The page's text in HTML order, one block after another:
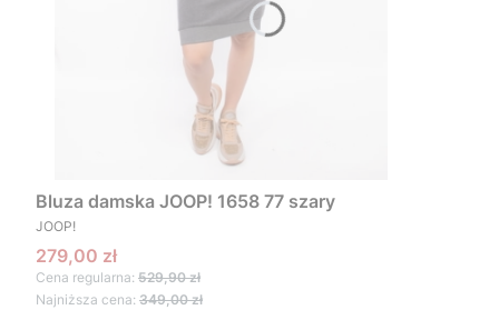
Bluza damska JOOP! 1658 77 szary
PRODUCENT
JOOP!
Cena promocyjna
279,00 zł
Cena regularna: 529,90 zł
Najniższa cena: 349,00 zł